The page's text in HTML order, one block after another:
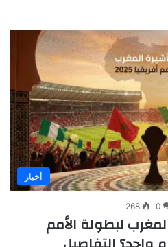
أخبار
0
268
لبطولة الأمم